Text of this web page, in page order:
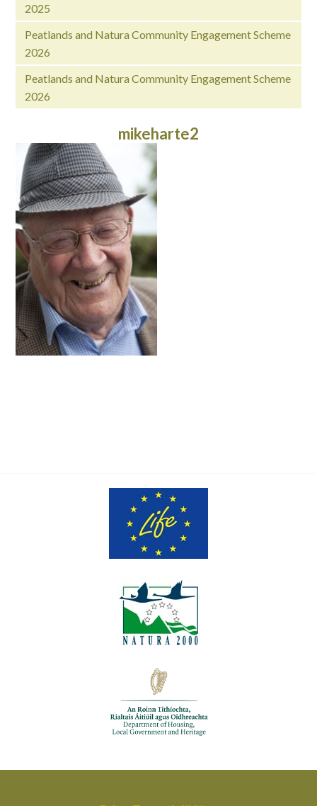
2025
Peatlands and Natura Community Engagement Scheme
2026
Peatlands and Natura Community Engagement Scheme
2026
mikeharte2